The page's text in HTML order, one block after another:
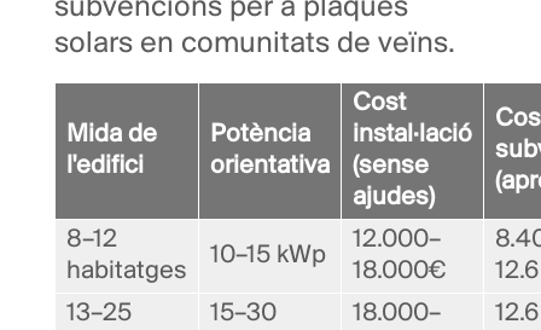
subvencions per a plaques
solars en comunitats de veïns.
Mida de
l'edifici
Potència
orientativa
Cost
instal·lació
(sense
ajudes)
8–12
habitatges
10–15 kWp
12.000–
18.000€
13–25
15–30
18.000–